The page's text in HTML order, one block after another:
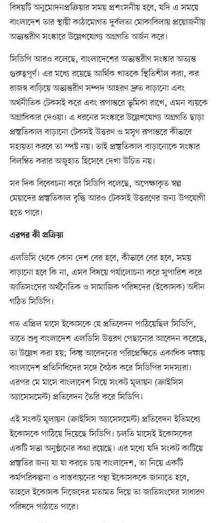
বিষয়টি অনুমোদনপ্রক্রিয়ার সময় প্রশংসনীয় হবে, যদি এ সময়ে
বাংলাদেশ তার স্থায়ী কাঠামোগত দুর্বলতা মোকাবিলায় প্রয়োজনীয়
অভ্যন্তরীণ সংস্কারে উল্লেখযোগ্য অগ্রগতি অর্জন করে।
সিডিপি আরও বলেছে, বাংলাদেশের অভ্যন্তরীণ সংস্কার অত্যন্ত
গুরুত্বপূর্ণ। এর মধ্যে রয়েছে আর্থিক খাতকে স্থিতিশীল করা, কর
রাজস্ব বাড়িয়ে অভ্যন্তরীণ সম্পদ আহরণ দ্রুত বাড়ানো এবং
অর্থনীতিক টেকসই করে এবং রূপান্তরে ভূমিকা রাখে, এমন ব্যয়কে
অগ্রাধিকার দেওয়া। এ ধরনের সংস্কারে উল্লেখযোগ্য অগ্রগতি ছাড়া
প্রস্তুতিকাল বাড়ানো টেকসই উত্তরণ ও মসৃণ রূপান্তরে কীভাবে
সহায়তা করবে তা স্পষ্ট নয়। তাই প্রস্তুতিকাল বাড়ানোকে সংস্কার
বিলম্বিত করার অজুহাত হিসেবে দেখা উচিত নয়।
সব দিক বিবেবচনা করে সিডিপি বলেছে, অপেক্ষাকৃত স্বল্প
মেয়াদের প্রস্তুতিকাল বৃদ্ধি আরও টেকসই উত্তরণের জন্য উপযোগী
হতে পারে।
এরপর কী প্রক্রিয়া
এলডিসি থেকে কোন দেশ বের হবে, কীভাবে বের হবে, সময়
বাড়ানো হবে কি না, এসব বিষয়ে পর্যালোচনা করে সুপারিশ করে
জাতিসংঘের অর্থনৈতিক ও সামাজিক পরিষদের (ইকোসক) অধীন
গঠিত সিডিপি।
গত এপ্রিল মাসে ইকোসকে যে প্রতিবেদন পাঠিয়েছিল সিডিপি,
তাতে শুধু বাংলাদেশ এলডিসি উত্তরণ পেছানোর আবেদন করেছে,
তা উল্লেখ করা হয়; কিন্তু আবেদনের পরিপ্রেক্ষিতে একাধিক দফায়
বাংলাদেশ প্রতিনিধিদের সঙ্গে বৈঠক করে সিডিপির সদস্যরা।
এরপর মে মাসে বাংলাদেশ নিয়ে সংকট মূলায়ন (ক্রাইসিস
অ্যাসেসমেন্ট) প্রতিবেদন তৈরি করে সিডিপি।
এই সংকট মূলায়ন (ক্রাইসিস অ্যাসেসমেন্ট) প্রতিবেদন ইতিমধ্যে
ইকোসকে পাঠিয়ে দিয়েছে সিডিপি। চলতি মাসেই ইকোসকের
একটি সভা অনুষ্ঠানের কথা রয়েছে। এর মধ্যে যদি সংকট কাটিয়ে
প্রস্তুতির জন্য যা যা করতে চায় বাংলাদেশ, তা নিয়ে একটি
কর্মপরিকল্পনা ও বাস্তবায়নের পন্থা ইকোসককে জানাতে হবে,
তাহলে ইকোসক নিজেদের মতামত দিয়ে তা জাতিসংঘের সাধারণ
পরিষদে পাঠাতে পারে।